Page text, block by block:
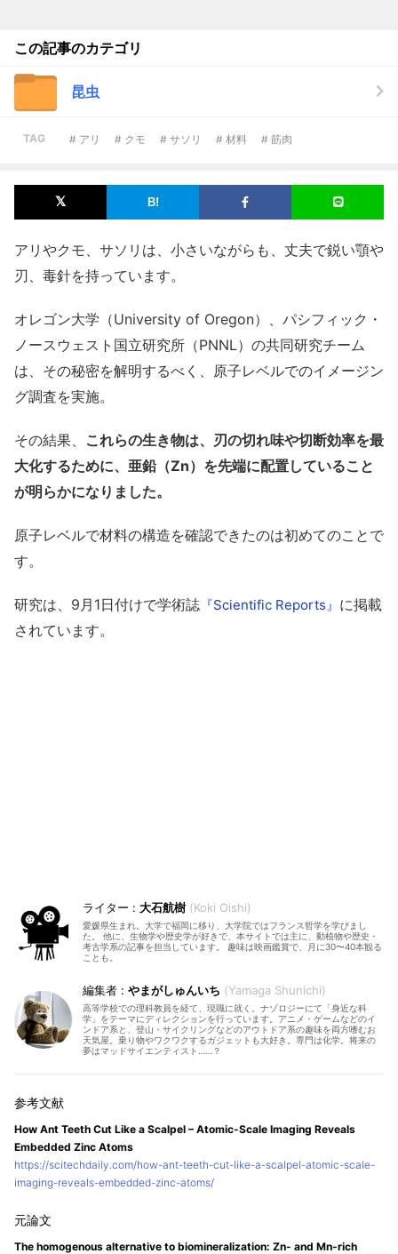
この記事のカテゴリ
昆虫
TAG # アリ # クモ # サソリ # 材料 # 筋肉
アリやクモ、サソリは、小さいながらも、丈夫で鋭い顎や
刃、毒針を持っています。
オレゴン大学（University of Oregon）、パシフィック・
ノースウェスト国立研究所（PNNL）の共同研究チーム
は、その秘密を解明するべく、原子レベルでのイメージン
グ調査を実施。
その結果、 これらの生き物は、刃の切れ味や切断効率を最
大化するために、亜鉛（Zn）を先端に配置していること
が明らかになりました。
原子レベルで材料の構造を確認できたのは初めてのことで
す。
研究は、9月1日付けで学術誌 『Scientific Reports』 に掲載
されています。
大石航樹 Koki Oishi
愛媛県生まれ。大学で福岡に移り、大学院ではフランス哲学を学びまし
た。 他に、生物学や歴史学が好きで、本サイトでは主に、動植物や歴史・
考古学系の記事を担当しています。 趣味は映画鑑賞で、月に30〜40本観る
ことも。
やまがしゅんいち Yamaga Shunichi
高等学校での理科教員を経て、現職に就く。ナゾロジーにて「身近な科
学」をテーマにディレクションを行っています。アニメ・ゲームなどのイ
ンドア系と、登山・サイクリングなどのアウトドア系の趣味を両方嗜むお
天気屋。乗り物やワクワクするガジェットも大好き。専門は化学。将来の
夢はマッドサイエンティスト……？
How Ant Teeth Cut Like a Scalpel – Atomic-Scale Imaging Reveals
Embedded Zinc Atoms
https://scitechdaily.com/how-ant-teeth-cut-like-a-scalpel-atomic-scale-
imaging-reveals-embedded-zinc-atoms/
The homogenous alternative to biomineralization: Zn- and Mn-rich